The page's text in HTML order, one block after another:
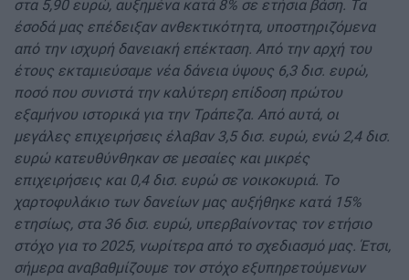
στα 5,90 ευρώ, αυξημένα κατά 8% σε ετήσια βάση. Τα
έσοδά μας επέδειξαν ανθεκτικότητα, υποστηριζόμενα
από την ισχυρή δανειακή επέκταση. Από την αρχή του
έτους εκταμιεύσαμε νέα δάνεια ύψους 6,3 δισ. ευρώ,
ποσό που συνιστά την καλύτερη επίδοση πρώτου
εξαμήνου ιστορικά για την Τράπεζα. Από αυτά, οι
μεγάλες επιχειρήσεις έλαβαν 3,5 δισ. ευρώ, ενώ 2,4 δισ.
ευρώ κατευθύνθηκαν σε μεσαίες και μικρές
επιχειρήσεις και 0,4 δισ. ευρώ σε νοικοκυριά. Το
χαρτοφυλάκιο των δανείων μας αυξήθηκε κατά 15%
ετησίως, στα 36 δισ. ευρώ, υπερβαίνοντας τον ετήσιο
στόχο για το 2025, νωρίτερα από το σχεδιασμό μας. Έτσι,
σήμερα αναβαθμίζουμε τον στόχο εξυπηρετούμενων